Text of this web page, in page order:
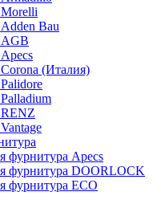
Bau
AGB
(Италия)
фурнитура Apecs
фурнитура DOORLOCK
фурнитура ECO